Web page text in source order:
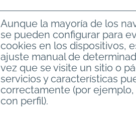
Aunque la mayoría de los
se pueden configurar para
cookies en los dispositivos,
ajuste manual de
vez que se visite un sitio o
servicios y características
correctamente (por
con perfil).